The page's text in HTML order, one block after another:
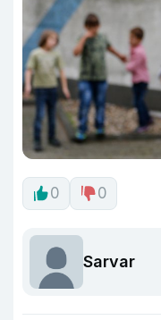
0 0
Sarvar